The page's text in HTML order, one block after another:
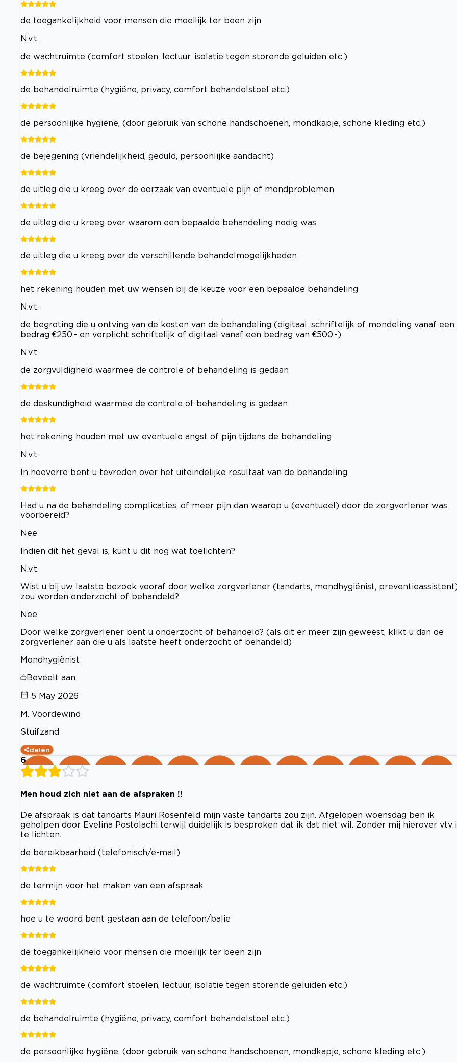
de toegankelijkheid voor mensen die moeilijk ter been zijn
N.v.t.
de wachtruimte (comfort stoelen, lectuur, isolatie tegen storende geluiden etc.)
de behandelruimte (hygiëne, privacy, comfort behandelstoel etc.)
de persoonlijke hygiëne, (door gebruik van schone handschoenen, mondkapje, schone kleding etc.)
de bejegening (vriendelijkheid, geduld, persoonlijke aandacht)
de uitleg die u kreeg over de oorzaak van eventuele pijn of mondproblemen
de uitleg die u kreeg over waarom een bepaalde behandeling nodig was
de uitleg die u kreeg over de verschillende behandelmogelijkheden
het rekening houden met uw wensen bij de keuze voor een bepaalde behandeling
N.v.t.
de begroting die u ontving van de kosten van de behandeling (digitaal, schriftelijk of mondeling vanaf een
bedrag €250,- en verplicht schriftelijk of digitaal vanaf een bedrag van €500,-)
N.v.t.
de zorgvuldigheid waarmee de controle of behandeling is gedaan
de deskundigheid waarmee de controle of behandeling is gedaan
het rekening houden met uw eventuele angst of pijn tijdens de behandeling
N.v.t.
In hoeverre bent u tevreden over het uiteindelijke resultaat van de behandeling
Had u na de behandeling complicaties, of meer pijn dan waarop u (eventueel) door de zorgverlener was
voorbereid?
Nee
Indien dit het geval is, kunt u dit nog wat toelichten?
N.v.t.
Wist u bij uw laatste bezoek vooraf door welke zorgverlener (tandarts, mondhygiënist,
zou worden onderzocht of behandeld?
Nee
Door welke zorgverlener bent u onderzocht of behandeld? (als dit er meer zijn geweest, klikt u dan de
zorgverlener aan die u als laatste heeft onderzocht of behandeld)
Mondhygiënist
Beveelt aan
5 May 2026
M. Voordewind
Stuifzand
delen
6
Men houd zich niet aan de afspraken !!
De afspraak is dat tandarts Mauri Rosenfeld mijn vaste tandarts zou zijn. Afgelopen woensdag ben ik
geholpen door Evelina Postolachi terwijl duidelijk is besproken dat ik dat niet wil. Zonder mij hierover vtv
te lichten.
de bereikbaarheid (telefonisch/e-mail)
de termijn voor het maken van een afspraak
hoe u te woord bent gestaan aan de telefoon/balie
de toegankelijkheid voor mensen die moeilijk ter been zijn
de wachtruimte (comfort stoelen, lectuur, isolatie tegen storende geluiden etc.)
de behandelruimte (hygiëne, privacy, comfort behandelstoel etc.)
de persoonlijke hygiëne, (door gebruik van schone handschoenen, mondkapje, schone kleding etc.)